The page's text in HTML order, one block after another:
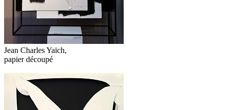
Jean Charles Yaïch,
papier découpé